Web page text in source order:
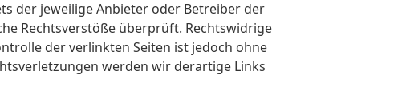
der jeweilige Anbieter oder Betreiber der
Rechtsverstöße überprüft. Rechtswidrige
der verlinkten Seiten ist jedoch ohne
werden wir derartige Links